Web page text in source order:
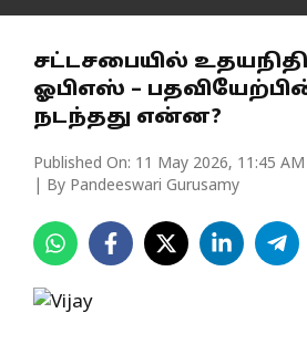
சட்டசபையில்
ஓபிஎஸ் –
நடந்தது என்ன?
Published On: 11 May 2026, 11:45 AM
| By Pandeeswari Gurusamy